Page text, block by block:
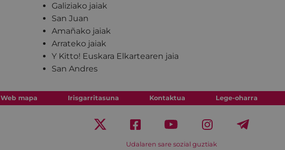
Galiziako jaiak
San Juan
Amañako jaiak
Arrateko jaiak
Y Kitto! Euskara Elkartearen jaia
San Andres
Web mapa Irisgarritasuna Kontaktua Lege-oharra
Udalaren sare sozial guztiak